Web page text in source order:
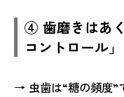
④ 歯磨きはあ
コントロール」
→ 虫歯は“糖の頻度”